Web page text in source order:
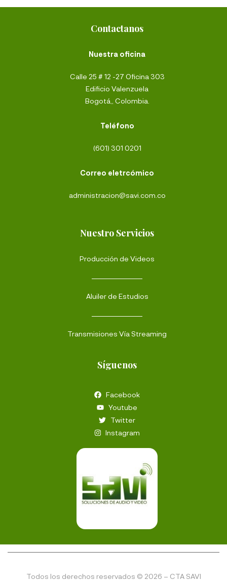
Contactanos
Nuestra oficina
Calle 25 # 12 -27 Oficina 303
Edificio Valenzuela
Bogotá,, Colombia.
Teléfono
(601) 301 0201
Correo eletrcómico
administracion@savi.com.co
Nuestro Servicios
Producción de Videos
Aluiler de Estudios
Transmisiones Vía Streaming
Síguenos
Facebook
Youtube
Twitter
Instagram
Todos los derechos reservados © 2026 – CTA SAVI